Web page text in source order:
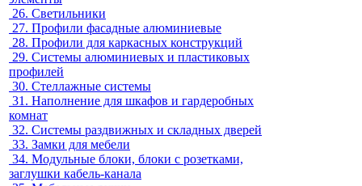
26. Светильники
27. Профили фасадные алюминиевые
28. Профили для каркасных конструкций
29. Системы алюминиевых и пластиковых
профилей
30. Стеллажные системы
31. Наполнение для шкафов и гардеробных
комнат
32. Системы раздвижных и складных дверей
33. Замки для мебели
34. Модульные блоки, блоки с розетками,
заглушки кабель-канала